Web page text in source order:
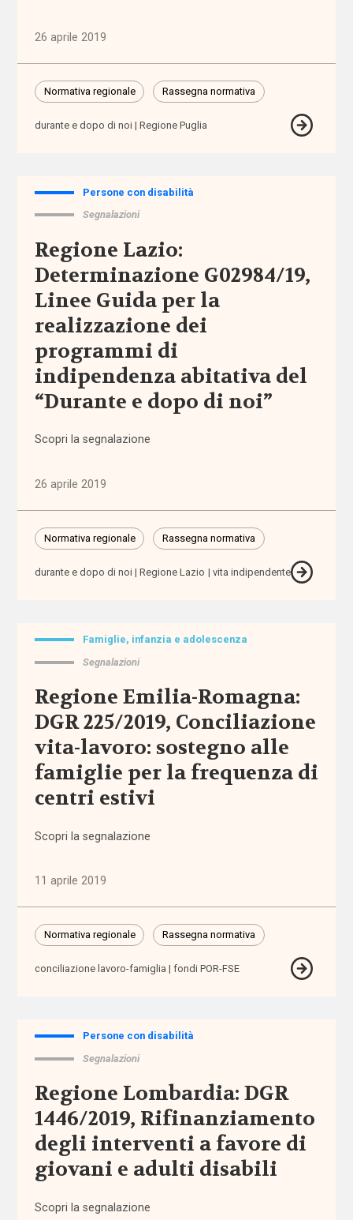
sociali
Terzo
settore
(752)
Sezioni
Dati e
ricerche
Esperienze
Eventi
Welforum
Normativa
Normativa
Punti
vista
Rassegna
normativa
Spazio ai
i tag
abbandono
scolastico
certificazione
accessibilità
accesso
servizi
accoglienza
26 aprile 2019
Normativa regionale Rassegna normativa
durante e dopo di noi Regione Puglia
Persone con disabilità
Segnalazioni
Regione Lazio:
Determinazione G02984/19,
Linee Guida per la
realizzazione dei
programmi di
indipendenza abitativa del
“Durante e dopo di noi”
Scopri la segnalazione
26 aprile 2019
Normativa regionale Rassegna normativa
durante e dopo di noi Regione Lazio vita indipendente
Famiglie, infanzia e adolescenza
Segnalazioni
Regione Emilia-Romagna:
DGR 225/2019, Conciliazione
vita-lavoro: sostegno alle
famiglie per la frequenza di
centri estivi
Scopri la segnalazione
11 aprile 2019
Normativa regionale Rassegna normativa
conciliazione lavoro-famiglia fondi POR-FSE
Persone con disabilità
Segnalazioni
Regione Lombardia: DGR
1446/2019, Rifinanziamento
degli interventi a favore di
giovani e adulti disabili
Scopri la segnalazione